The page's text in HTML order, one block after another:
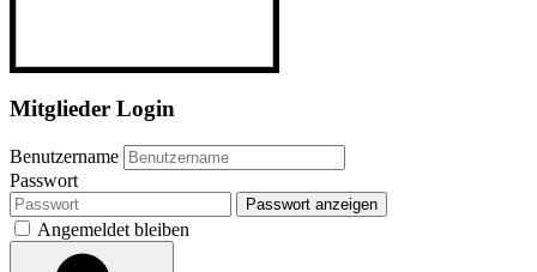
Mitglieder Login
Benutzername
Passwort
Passwort anzeigen
Angemeldet bleiben